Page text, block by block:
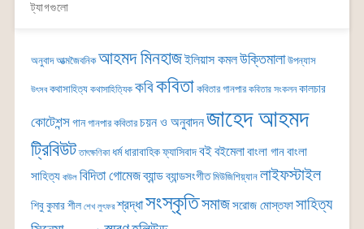
ট্যাগগুলো
অনুবাদ আত্মজৈবনিক আহমদ মিনহাজইলিয়াস কমলউক্তিমালা উপন্যাস
উৎসব কথাসাহিত্য কথাসাহিত্যিক কবিকবিতা কবিতার গানপার কবিতার সংকলন কালচার
কোটেশন্সগান গানপার কবিতার চয়ন ও অনুবাদনজাহেদ আহমদ
ট্রিবিউট তাৎক্ষণিকা ধর্ম ধারাবাহিকফ্যাসিবাদবইবইমেলাবাংলা গানবাংলা
সাহিত্য বাউল বিদিতা গোমেজব্যান্ডব্যান্ডসংগীত মিউজিশিয়্যান লাইফস্টাইল
শিবু কুমার শীল শেখ লুৎফর শ্রদ্ধাসংস্কৃতিসমাজসরোজ মোস্তফাসাহিত্য